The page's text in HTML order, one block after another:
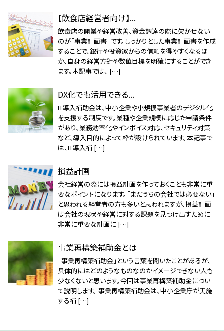
【飲食店経営者向け】...
飲食店の開業や経営改善、資金調達の際に欠かせない
のが「事業計画書」です。しっかりとした事業計画書を作成
することで、銀行や投資家からの信頼を得やすくなるほ
か、自身の経営方針や数値目標を明確にすることができ
ます。本記事では、 […]
DX化でも活用できる...
IT導入補助金は、中小企業や小規模事業者のデジタル化
を支援する制度です。業種や企業規模に応じた申請条件
があり、業務効率化やインボイス対応、セキュリティ対策
など、導入目的によって枠が設けられています。本記事で
は、IT導入補 […]
損益計画
会社経営の際には損益計画を作っておくことも非常に重
要なポイントになります。「まだうちの会社では必要ない」
と思われる経営者の方も多いと思われますが、損益計画
は会社の現状や経営に対する課題を見つけ出すために
非常に重要な計画に […]
事業再構築補助金とは
「事業再構築補助金」という言葉を聞いたことがあるが、
具体的にはどのようなものなのかイメージできない人も
少なくないと思います。今回は事業再構築補助金につい
て説明します。 事業再構築補助金は、中小企業庁が実施
する補 […]